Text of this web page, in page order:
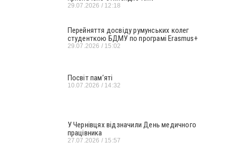
29.07.2026 12:18
Перейняття досвіду румунських колег
студенткою БДМУ по програмі Erasmus+
29.07.2026 15:02
Посвіт пам’яті
10.07.2026 14:32
У Чернівцях відзначили День медичного
працівника
27.07.2026 15:57